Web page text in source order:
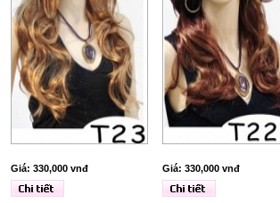
Giá: 330,000 vnđ Giá: 330,000 vnđ